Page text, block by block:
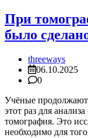
При
было
threeways
06.10.2025
0
Учёные
этот раз для
томография. Это
необходимо для